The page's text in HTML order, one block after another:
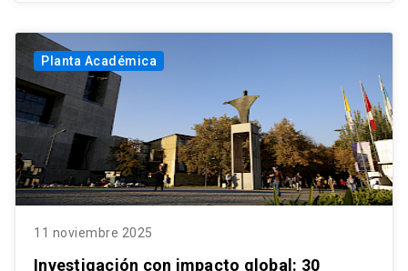
Planta Académica
11 noviembre 2025
Investigación con impacto global: 30